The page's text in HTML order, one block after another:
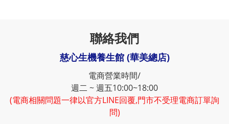
聯絡我們
慈心生機養生館 (華美總店)
電商營業時間/
週二 ~ 週五10:00~18:00
(電商相關問題一律以官方LINE回覆,門市不受理電商訂單詢
問)